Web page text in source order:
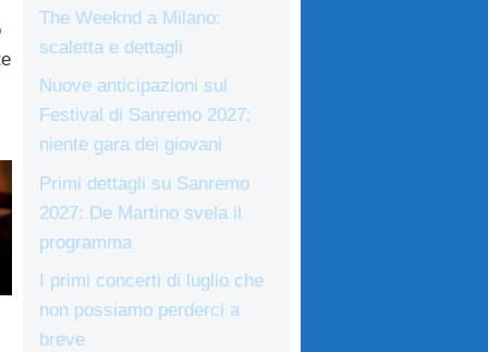
The Weeknd a Milano:
scaletta e dettagli
Nuove anticipazioni sul
Festival di Sanremo 2027:
niente gara dei giovani
Primi dettagli su Sanremo
2027: De Martino svela il
programma
I primi concerti di luglio che
non possiamo perderci a
breve